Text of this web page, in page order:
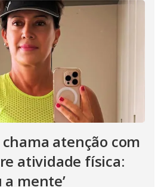
atenção com
atividade física:
a mente’